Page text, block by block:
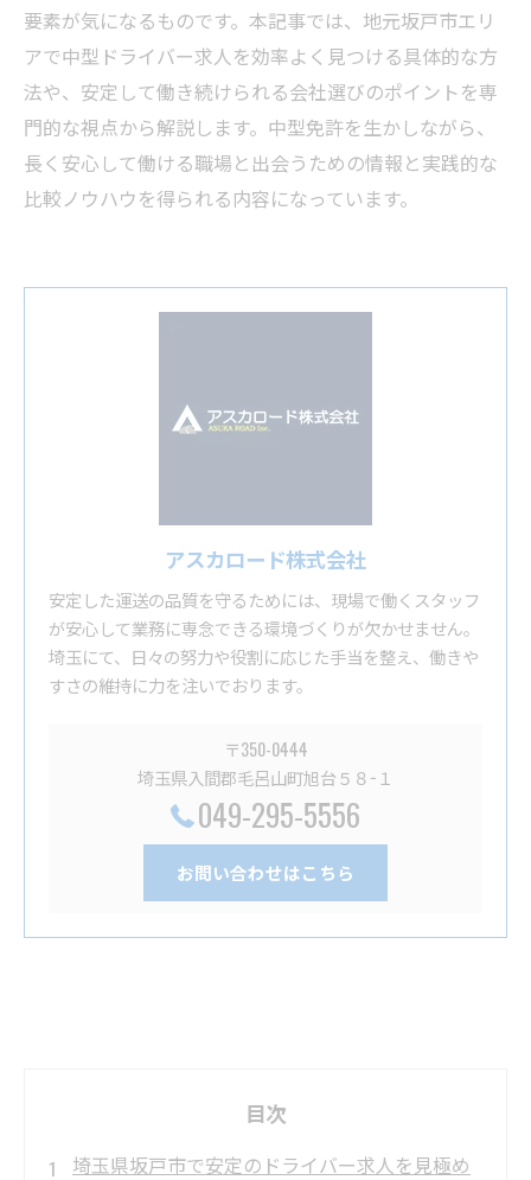
要素が気になるものです。本記事では、地元坂戸市エリ
アで中型ドライバー求人を効率よく見つける具体的な方
法や、安定して働き続けられる会社選びのポイントを専
門的な視点から解説します。中型免許を生かしながら、
長く安心して働ける職場と出会うための情報と実践的な
比較ノウハウを得られる内容になっています。
アスカロード株式会社
安定した運送の品質を守るためには、現場で働くスタッフ
が安心して業務に専念できる環境づくりが欠かせません。
埼玉にて、日々の努力や役割に応じた手当を整え、働きや
すさの維持に力を注いでおります。
〒350-0444
埼玉県入間郡毛呂山町旭台５８−１
049-295-5556
お問い合わせはこちら
目次
埼玉県坂戸市で安定のドライバー求人を見極め